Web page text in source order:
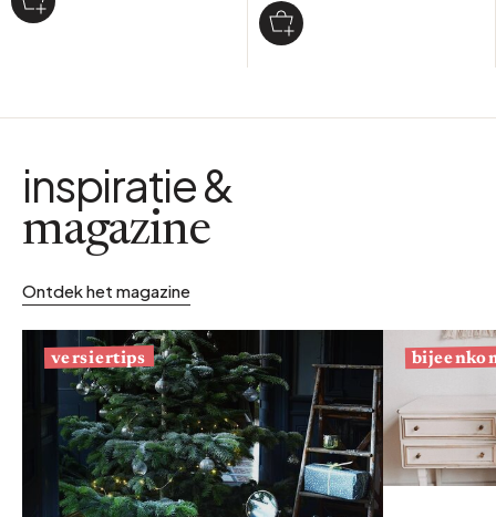
inspiratie &
magazine
Ontdek het magazine
versiertips